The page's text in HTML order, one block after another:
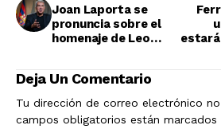
Joan Laporta se
pronuncia sobre el
homenaje de Leo
estará
Deja Un Comentario
Tu dirección de correo electrónico
campos obligatorios están marcados